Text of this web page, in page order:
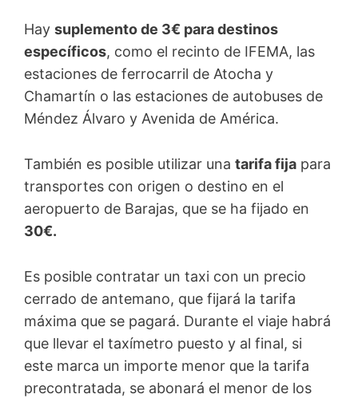
Hay suplemento de 3€ para destinos
específicos, como el recinto de IFEMA, las
estaciones de ferrocarril de Atocha y
Chamartín o las estaciones de autobuses de
Méndez Álvaro y Avenida de América.
También es posible utilizar una tarifa fija para
transportes con origen o destino en el
aeropuerto de Barajas, que se ha fijado en
30€.
Es posible contratar un taxi con un precio
cerrado de antemano, que fijará la tarifa
máxima que se pagará. Durante el viaje habrá
que llevar el taxímetro puesto y al final, si
este marca un importe menor que la tarifa
precontratada, se abonará el menor de los